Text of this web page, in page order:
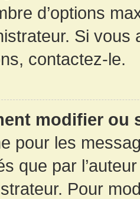
d’options
Si
contactez-le.
modifier ou
pour les
que par
Pour